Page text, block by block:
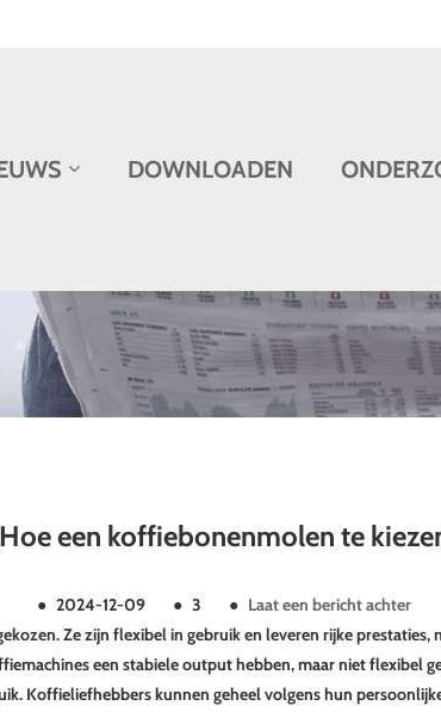
DOWNLOADEN
Hoe een koffiebonenmolen te
● 2024-12-09 ● 3 ● Laat een bericht achter
Ze zijn flexibel in gebruik en leveren rijke
een stabiele output hebben, maar niet flexibel
Koffieliefhebbers kunnen geheel volgens hun